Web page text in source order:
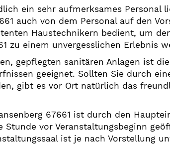
ein sehr aufmerksames Personal
auch von dem Personal auf den
Haustechnikern bedient, um
zu einem unvergesslichen Erlebnis
gepflegten sanitären Anlagen ist
geeignet. Sollten Sie durch
gibt es vor Ort natürlich das
67661 ist durch den
Stunde vor Veranstaltungsbeginn
ist je nach Vorstellung